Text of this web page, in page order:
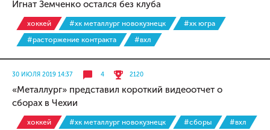
Игнат Земченко остался без клуба
хоккей #хк металлург новокузнецк
#хк югра
#расторжение контракта
#вхл
30 ИЮЛЯ 2019 14:37 4 2120
«Металлург» представил короткий видеоотчет о
сборах в Чехии
хоккей #хк металлург новокузнецк #сборы
#вхл